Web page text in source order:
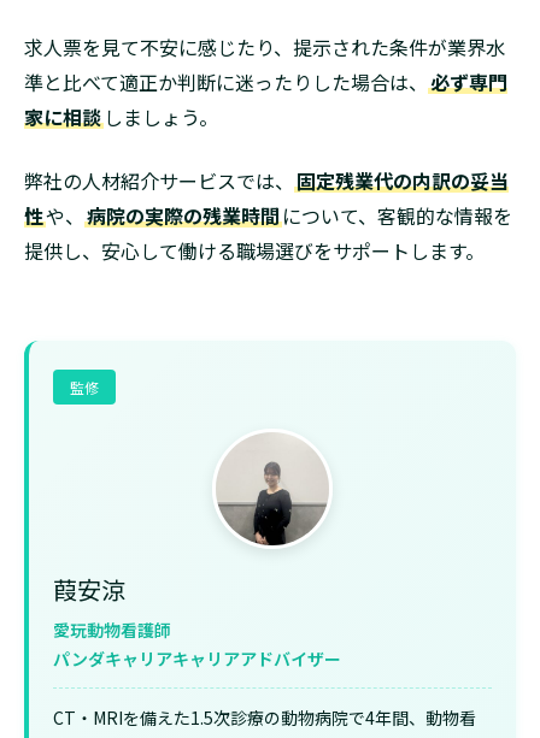
求人票を見て不安に感じたり、提示された条件が業界水
準と比べて適正か判断に迷ったりした場合は、 必ず専門
家に相談 しましょう。
弊社の人材紹介サービスでは、 固定残業代の内訳の妥当
性や、 病院の実際の残業時間について、客観的な情報を
提供し、安心して働ける職場選びをサポートします。
監修
葭安涼
愛玩動物看護師
パンダキャリアキャリアアドバイザー
CT・MRIを備えた1.5次診療の動物病院で4年間、動物看